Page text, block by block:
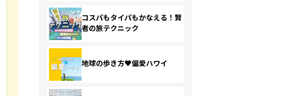
コスパもタイパもかなえる！賢
者の旅テクニック
地球の歩き方♥偏愛ハワイ